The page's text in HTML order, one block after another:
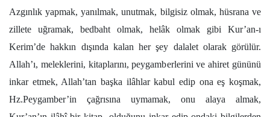
Azgınlık yapmak, yanılmak, unutmak, bilgisiz olmak, hüsrana ve
zillete uğramak, bedbaht olmak, helâk olmak gibi Kur’an-ı
Kerim’de hakkın dışında kalan her şey dalalet olarak görülür.
Allah’ı, meleklerini, kitaplarını, peygamberlerini ve ahiret gününü
inkar etmek, Allah’tan başka ilâhlar kabul edip ona eş koşmak,
Hz.Peygamber’in çağrısına uymamak, onu alaya almak,